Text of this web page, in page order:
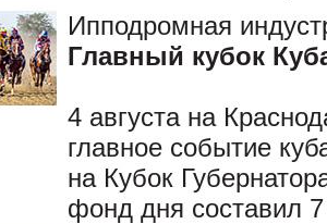
Ипподромная
Главный кубок
4 августа на
главное событие
на Кубок
фонд дня составил